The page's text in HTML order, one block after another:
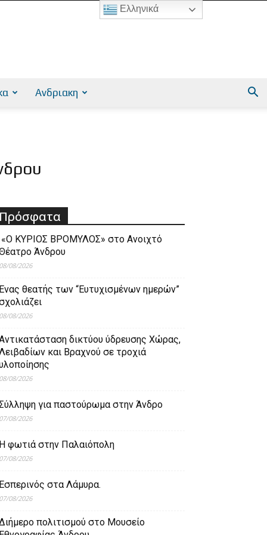
Ανδριακη
Πρόσφατα
«Ο ΚΥΡΙΟΣ ΒΡΟΜΥΛΟΣ» στο Ανοιχτό
Άνδρου
08/08/2026
θεατής των “Ευτυχισμένων ημερών”
08/08/2026
δικτύου ύδρευσης Χώρας,
και Βραχνού σε τροχιά
08/08/2026
για παστούρωμα στην Άνδρο
07/08/2026
Η φωτιά στην Παλαιόπολη
07/08/2026
Εσπερινός στα Λάμυρα.
07/08/2026
πολιτισμού στο Μουσείο
Ελληνικά